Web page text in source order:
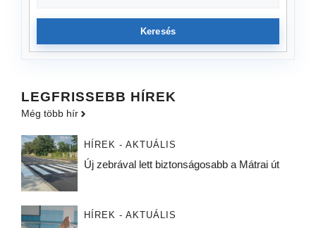
Keresés
LEGFRISSEBB HÍREK
Még több hír
HÍREK - AKTUÁLIS
Új zebrával lett biztonságosabb a Mátrai út
HÍREK - AKTUÁLIS